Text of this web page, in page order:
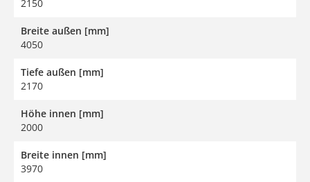
2150
Breite außen [mm]
4050
Tiefe außen [mm]
2170
Höhe innen [mm]
2000
Breite innen [mm]
3970